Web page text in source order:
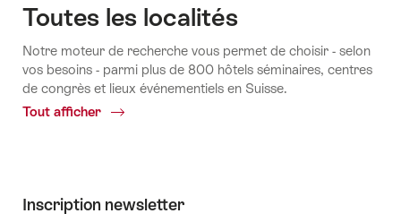
Toutes les localités
Notre moteur de recherche vous permet de choisir - selon
vos besoins - parmi plus de 800 hôtels séminaires, centres
de congrès et lieux événementiels en Suisse.
Tout afficher
Common.Of
Inscription newsletter